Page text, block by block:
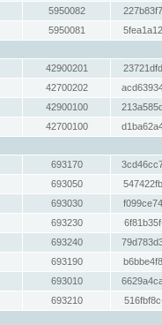
5950082
5950081
42900201
42700202
42900100
42700100
693170
693050
693030
693230
693240
693190
693010
693210